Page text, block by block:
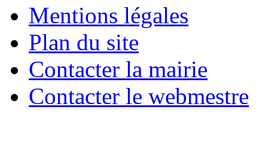
Mentions légales
Plan du site
Contacter la mairie
Contacter le webmestre